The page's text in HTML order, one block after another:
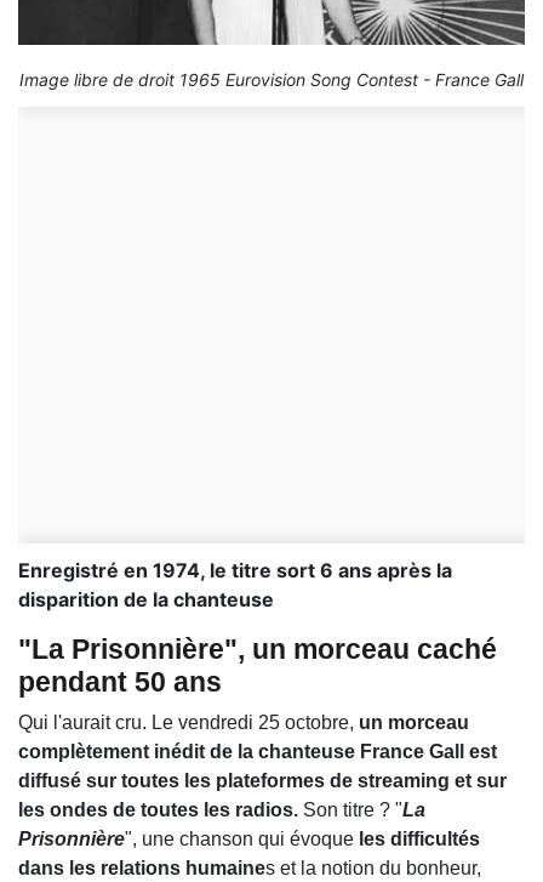
Image libre de droit 1965 Eurovision Song Contest - France Gall
Enregistré en 1974, le titre sort 6 ans après la
disparition de la chanteuse
"La Prisonnière", un morceau caché
pendant 50 ans
Qui l'aurait cru. Le vendredi 25 octobre, un morceau
complètement inédit de la chanteuse France Gall est
diffusé sur toutes les plateformes de streaming et sur
les ondes de toutes les radios. Son titre ? "La
Prisonnière", une chanson qui évoque les difficultés
dans les relations humaines et la notion du bonheur,